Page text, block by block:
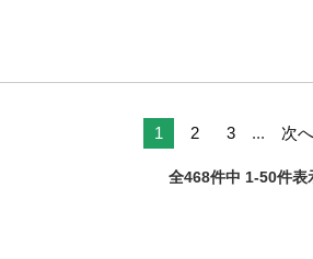
1 2 3 ... 次へ
全468件中 1-50件表